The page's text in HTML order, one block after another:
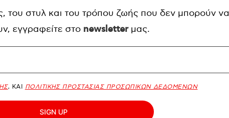
του στυλ και του τρόπου ζωής που δεν μπορούν να
εγγραφείτε στο newsletterμας.
, ΚΑΙ ΠΟΛΙΤΙΚΗΣ ΠΡΟΣΤΑΣΙΑΣ ΠΡΟΣΩΠΙΚΩΝ ΔΕΔΟΜΕΝΩΝ
SIGN UP